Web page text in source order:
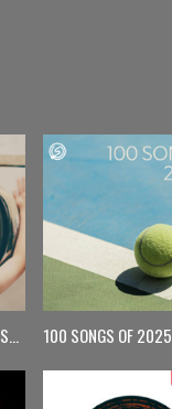
【月曜更新】Monday Spin 100 SONGS OF 2025